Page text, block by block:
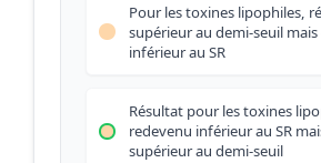
Pour les toxines lipophiles,
supérieur au demi-seuil
inférieur au SR
Résultat pour les toxines
redevenu inférieur au SR
supérieur au demi-seuil